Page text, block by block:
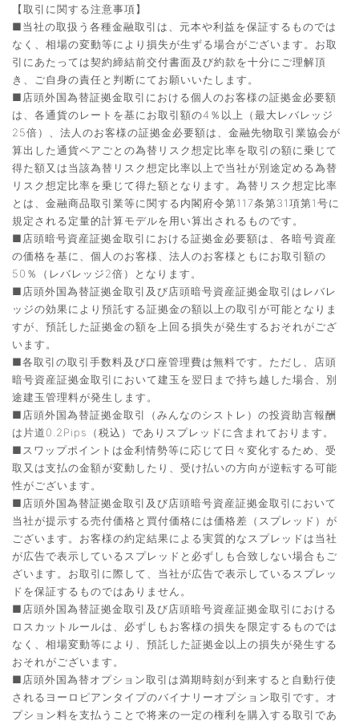
【取引に関する注意事項】
■当社の取扱う各種金融取引は、元本や利益を保証するものでは
なく、相場の変動等により損失が生ずる場合がございます。お取
引にあたっては契約締結前交付書面及び約款を十分にご理解頂
き、ご自身の責任と判断にてお願いいたします。
■店頭外国為替証拠金取引における個人のお客様の証拠金必要額
は、各通貨のレートを基にお取引額の4％以上（最大レバレッジ
25倍）、法人のお客様の証拠金必要額は、金融先物取引業協会が
算出した通貨ペアごとの為替リスク想定比率を取引の額に乗じて
得た額又は当該為替リスク想定比率以上で当社が別途定める為替
リスク想定比率を乗じて得た額となります。為替リスク想定比率
とは、金融商品取引業等に関する内閣府令第117条第31項第1号に
規定される定量的計算モデルを用い算出されるものです。
■店頭暗号資産証拠金取引における証拠金必要額は、各暗号資産
の価格を基に、個人のお客様、法人のお客様ともにお取引額の
50％（レバレッジ2倍）となります。
■店頭外国為替証拠金取引及び店頭暗号資産証拠金取引はレバレ
ッジの効果により預託する証拠金の額以上の取引が可能となりま
すが、預託した証拠金の額を上回る損失が発生するおそれがござ
います。
■各取引の取引手数料及び口座管理費は無料です。ただし、店頭
暗号資産証拠金取引において建玉を翌日まで持ち越した場合、別
途建玉管理料が発生します。
■店頭外国為替証拠金取引（みんなのシストレ）の投資助言報酬
は片道0.2Pips（税込）でありスプレッドに含まれております。
■スワップポイントは金利情勢等に応じて日々変化するため、受
取又は支払の金額が変動したり、受け払いの方向が逆転する可能
性がございます。
■店頭外国為替証拠金取引及び店頭暗号資産証拠金取引において
当社が提示する売付価格と買付価格には価格差（スプレッド）が
ございます。お客様の約定結果による実質的なスプレッドは当社
が広告で表示しているスプレッドと必ずしも合致しない場合もご
ざいます。お取引に際して、当社が広告で表示しているスプレッ
ドを保証するものではありません。
■店頭外国為替証拠金取引及び店頭暗号資産証拠金取引における
ロスカットルールは、必ずしもお客様の損失を限定するものでは
なく、相場変動等により、預託した証拠金以上の損失が発生する
おそれがございます。
■店頭外国為替オプション取引は満期時刻が到来すると自動行使
されるヨーロピアンタイプのバイナリーオプション取引です。オ
プション料を支払うことで将来の一定の権利を購入する取引であ